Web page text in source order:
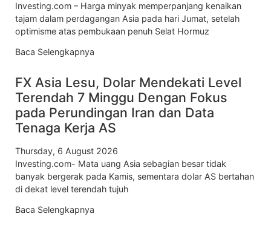
Investing.com – Harga minyak memperpanjang kenaikan
tajam dalam perdagangan Asia pada hari Jumat, setelah
optimisme atas pembukaan penuh Selat Hormuz
Baca Selengkapnya
FX Asia Lesu, Dolar Mendekati Level
Terendah 7 Minggu Dengan Fokus
pada Perundingan Iran dan Data
Tenaga Kerja AS
Thursday, 6 August 2026
Investing.com- Mata uang Asia sebagian besar tidak
banyak bergerak pada Kamis, sementara dolar AS bertahan
di dekat level terendah tujuh
Baca Selengkapnya